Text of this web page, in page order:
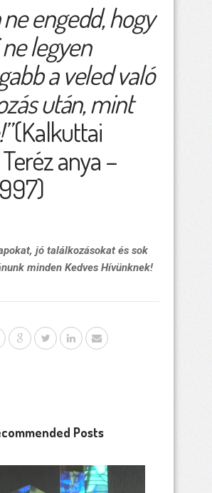
ne engedd, hogy
legyen
a veled való
után, mint
(Kalkuttai
anya –
jó találkozásokat és sok
minden Kedves Hívünknek!
Posts